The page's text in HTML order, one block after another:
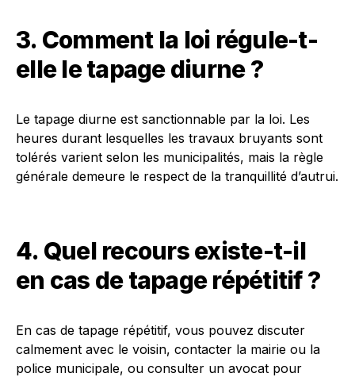
3. Comment la loi régule-t-
elle le tapage diurne ?
Le tapage diurne est sanctionnable par la loi. Les
heures durant lesquelles les travaux bruyants sont
tolérés varient selon les municipalités, mais la règle
générale demeure le respect de la tranquillité d’autrui.
4. Quel recours existe-t-il
en cas de tapage répétitif ?
En cas de tapage répétitif, vous pouvez discuter
calmement avec le voisin, contacter la mairie ou la
police municipale, ou consulter un avocat pour